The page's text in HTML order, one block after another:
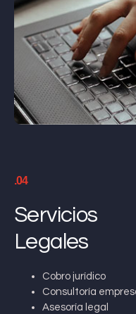
.04
Servicios
Legales
Cobro jurídico
Consultoría
Asesoría legal